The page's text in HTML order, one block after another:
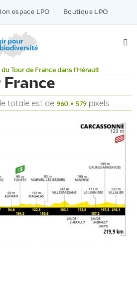
espace LPO Boutique LPO
Tour de France dans l’Hérault
France
totale est de 960 × 579 pixels